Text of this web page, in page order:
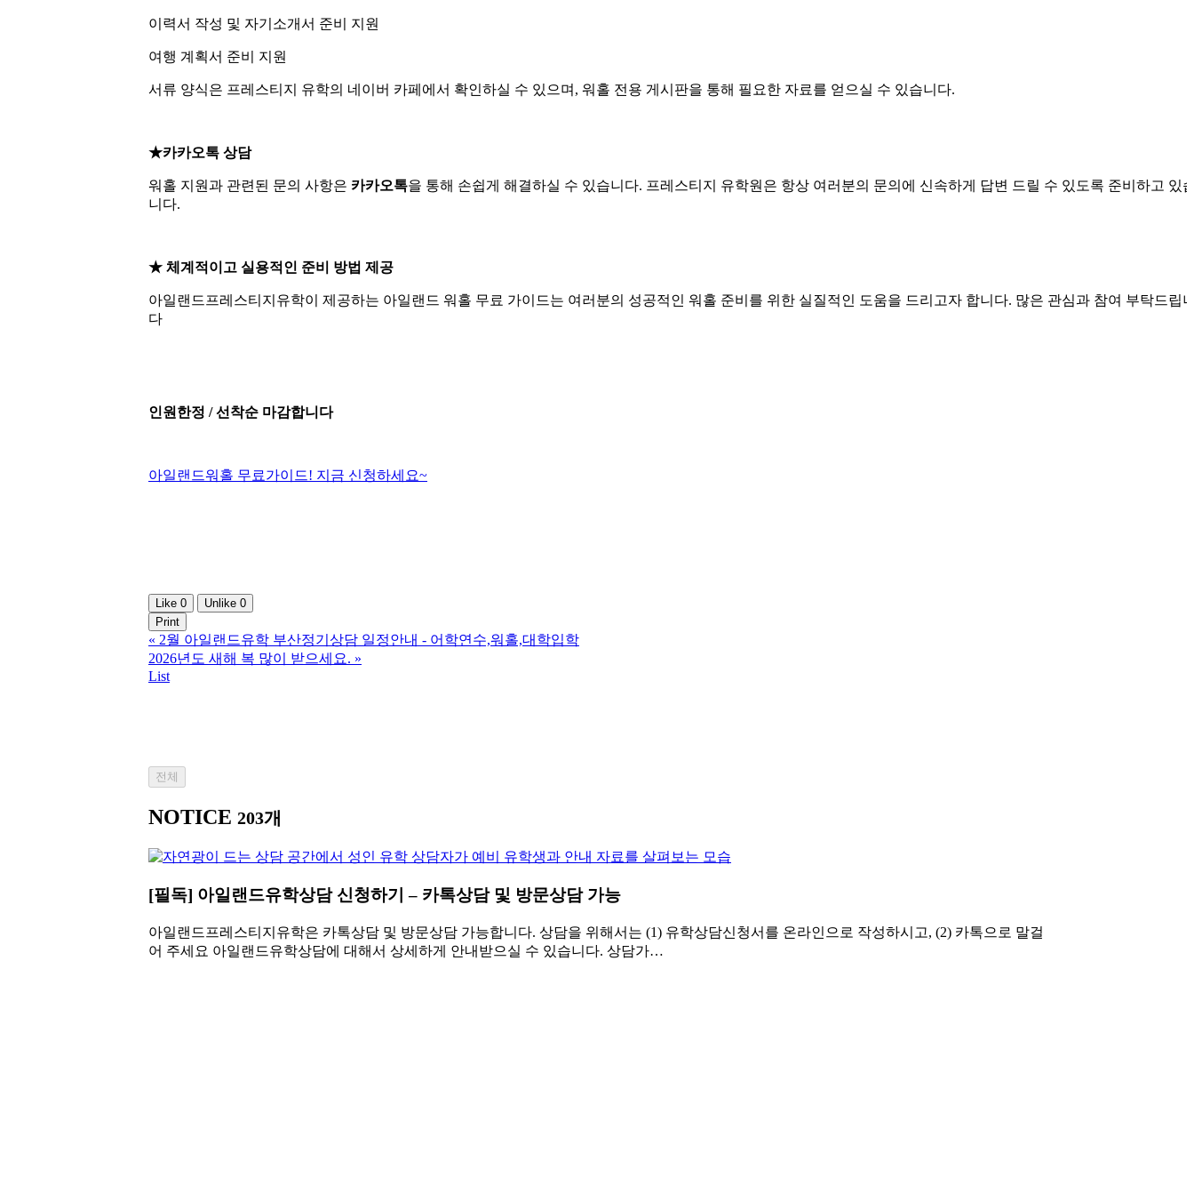
이력서 작성 및 자기소개서 준비 지원
여행 계획서 준비 지원
서류 양식은 프레스티지 유학의 네이버 카페에서 확인하실 수 있으며, 워홀 전용 게시판을 통해 필요한 자료를 얻으실 수 있습니다.
★카카오톡 상담
워홀 지원과 관련된 문의 사항은 카카오톡을 통해 손쉽게 해결하실 수 있습니다. 프레스티지 유학원은 항상 여러분의 문의에 신속하게 답변 드릴 수 있도록 준비하고 있
니다.
★ 체계적이고 실용적인 준비 방법 제공
아일랜드프레스티지유학이 제공하는 아일랜드 워홀 무료 가이드는 여러분의 성공적인 워홀 준비를 위한 실질적인 도움을 드리고자 합니다. 많은 관심과 참여 부탁드립
다
인원한정 / 선착순 마감합니다
아일랜드워홀 무료가이드! 지금 신청하세요~
Like 0 Unlike 0
Print
« 2월 아일랜드유학 부산정기상담 일정안내 - 어학연수,워홀,대학입학
2026년도 새해 복 많이 받으세요. »
List
전체
NOTICE 203개
[필독] 아일랜드유학상담 신청하기 – 카톡상담 및 방문상담 가능
아일랜드프레스티지유학은 카톡상담 및 방문상담 가능합니다. 상담을 위해서는 (1) 유학상담신청서를 온라인으로 작성하시고, (2) 카톡으로 말걸
어 주세요 아일랜드유학상담에 대해서 상세하게 안내받으실 수 있습니다. 상담가…